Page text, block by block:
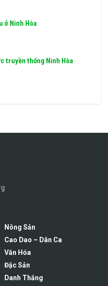
ở Ninh Hòa
truyền thống Ninh Hòa
Nông Sản
Cao Dao – Dân Ca
Văn Hóa
Đặc Sản
Danh Thắng